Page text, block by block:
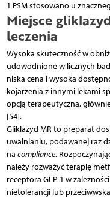
1 PSM stosowano u
Miejsce
leczenia
Wysoka skuteczność w
udowodnione w licznych
niska cena i wysoka
kojarzenia z innymi lekami
opcją terapeutyczną,
[54].
Gliklazyd MR to preparat
uwalnianiu, podawanej raz
na compliance.
należy rozważyć terapię
receptora GLP-1 w
nietolerancji lub